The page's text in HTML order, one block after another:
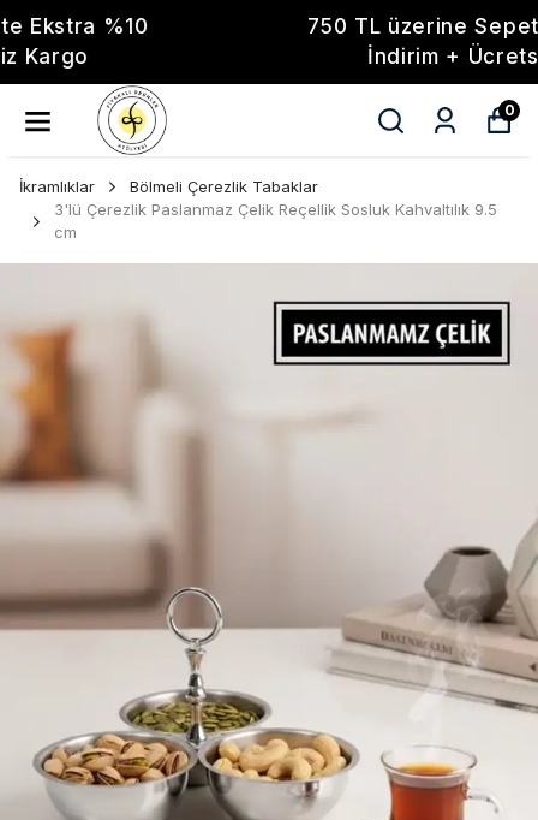
750 TL üzerine Sepette Ekstra %10
İndirim + Ücretsiz Kargo
0
İkramlıklar
Bölmeli Çerezlik Tabaklar
3'lü Çerezlik Paslanmaz Çelik Reçellik Sosluk Kahvaltılık 9.5
cm